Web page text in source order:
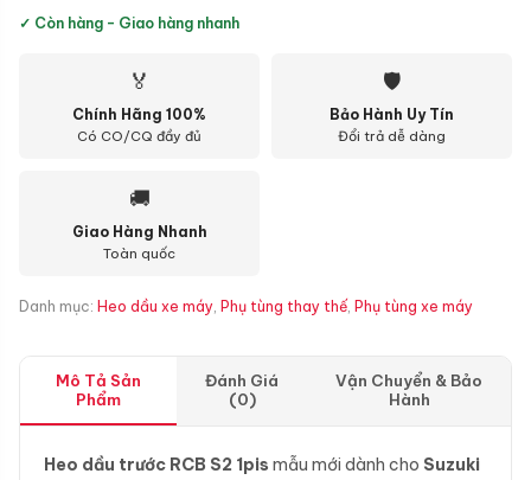
✓ Còn hàng - Giao hàng nhanh
🏅
Chính Hãng 100%
Có CO/CQ đầy đủ
🛡
Bảo Hành Uy Tín
Đổi trả dễ dàng
🚚
Giao Hàng Nhanh
Toàn quốc
Danh mục: Heo dầu xe máy, Phụ tùng thay thế, Phụ tùng xe máy
Mô Tả Sản
Phẩm
Đánh Giá
(0)
Vận Chuyển & Bảo
Hành
Heo dầu trước RCB S2 1pis mẫu mới dành cho Suzuki